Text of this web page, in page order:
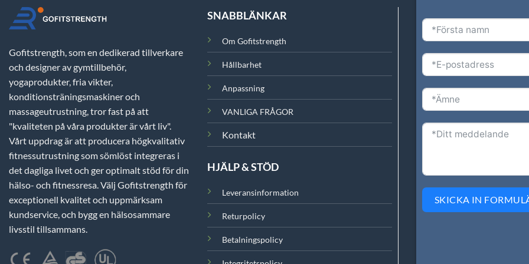
Gofitstrength, som en dedikerad tillverkare
och designer av gymtillbehör,
yogaprodukter, fria vikter,
konditionsträningsmaskiner och
massageutrustning, tror fast på att
"kvaliteten på våra produkter är vårt liv".
Vårt uppdrag är att producera högkvalitativ
fitnessutrustning som sömlöst integreras i
det dagliga livet och ger optimalt stöd för din
hälso- och fitnessresa. Välj Gofitstrength för
exceptionell kvalitet och uppmärksam
kundservice, och bygg en hälsosammare
livsstil tillsammans.
SNABBLÄNKAR
Om Gofitstrength
Hållbarhet
Anpassning
VANLIGA FRÅGOR
Kontakt
HJÄLP & STÖD
Leveransinformation
Returpolicy
Betalningspolicy
SKICKA IN